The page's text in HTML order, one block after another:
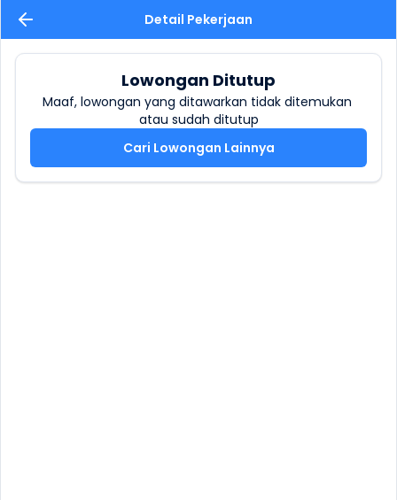
Detail Pekerjaan
Lowongan Ditutup
Maaf, lowongan yang ditawarkan tidak ditemukan
atau sudah ditutup
Cari Lowongan Lainnya